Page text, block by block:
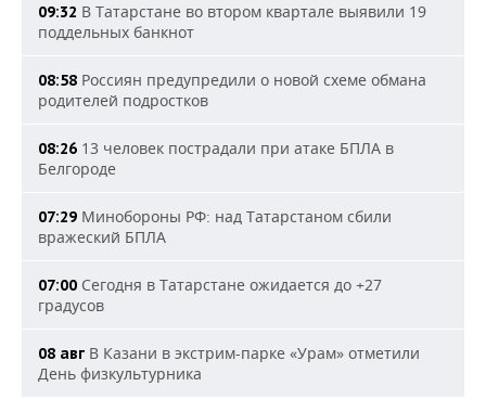
09:32 В Татарстане во втором квартале выявили 19
поддельных банкнот
08:58 Россиян предупредили о новой схеме обмана
родителей подростков
08:26 13 человек пострадали при атаке БПЛА в
Белгороде
07:29 Минобороны РФ: над Татарстаном сбили
вражеский БПЛА
07:00 Сегодня в Татарстане ожидается до +27
градусов
08 авг В Казани в экстрим-парке «Урам» отметили
День физкультурника